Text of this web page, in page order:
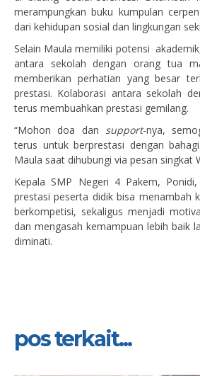
merampungkan buku kumpulan
dari kehidupan sosial dan lingkungan
Selain Maula memiliki potensi
antara sekolah dengan orang tua
memberikan perhatian yang besar
prestasi. Kolaborasi antara sekolah
terus membuahkan prestasi gemilang.
“Mohon doa dan support-nya,
terus untuk berprestasi dengan
Maula saat dihubungi via pesan singkat
Kepala SMP Negeri 4 Pakem,
prestasi peserta didik bisa menambah
berkompetisi, sekaligus menjadi
dan mengasah kemampuan lebih baik
diminati.
pos terkait...